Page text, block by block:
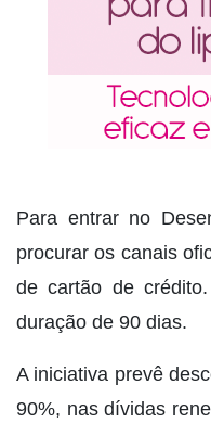
Para entrar no
procurar os canais
de cartão de
duração de 90 dias.
A iniciativa prevê
90%, nas dívidas